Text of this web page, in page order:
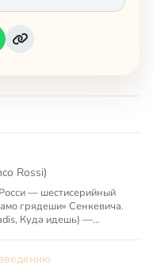
Rossi)
— шестисерийный
грядеши» Сенкевича.
Куда идешь) —